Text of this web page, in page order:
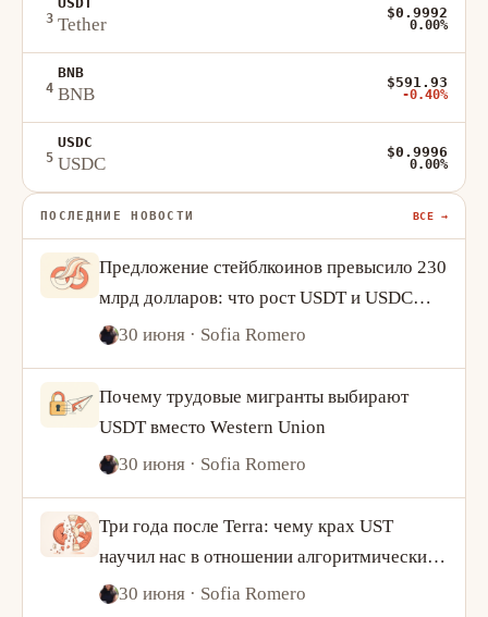
3 Tether
$0.9992
0.00%
4
BNB
BNB
$591.93
-0.40%
5
USDC
USDC
$0.9996
0.00%
ПОСЛЕДНИЕ НОВОСТИ ВСЕ →
Предложение стейблкоинов превысило 230
млрд долларов: что рост USDT и USDC
говорит о спросе на криптовалюту
30 июня · Sofia Romero
Почему трудовые мигранты выбирают
USDT вместо Western Union
30 июня · Sofia Romero
Три года после Terra: чему крах UST
научил нас в отношении алгоритмических
стейблкоинов
30 июня · Sofia Romero